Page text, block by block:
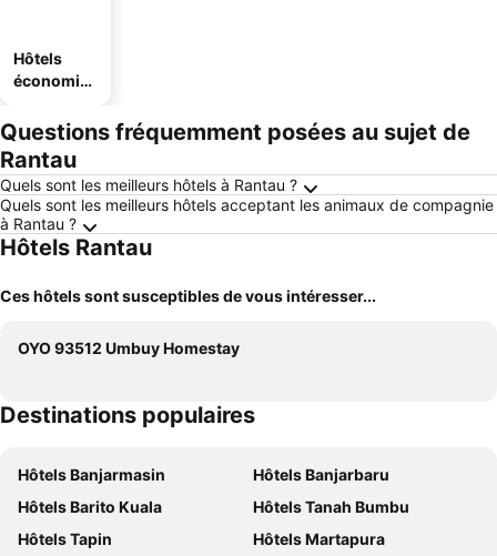
Hôtels
économiq
Questions fréquemment posées au sujet de
Rantau
Quels sont les meilleurs hôtels à Rantau ?
Quels sont les meilleurs hôtels acceptant les animaux de compagnie
à Rantau ?
Hôtels Rantau
Ces hôtels sont susceptibles de vous intéresser...
OYO 93512 Umbuy Homestay
Destinations populaires
Hôtels Banjarmasin
Hôtels Banjarbaru
Hôtels Barito Kuala
Hôtels Tanah Bumbu
Hôtels Tapin
Hôtels Martapura